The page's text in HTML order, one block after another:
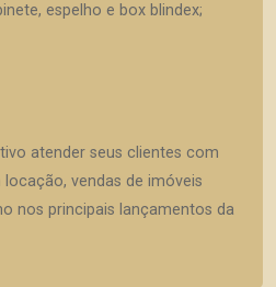
espelho e box blindex;
atender seus clientes com
vendas de imóveis
nos principais lançamentos da